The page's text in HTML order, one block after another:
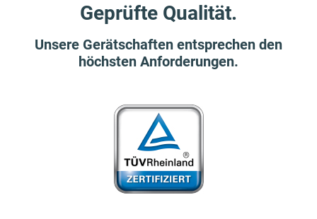
Geprüfte Qualität.
Unsere Gerätschaften entsprechen den
höchsten Anforderungen.